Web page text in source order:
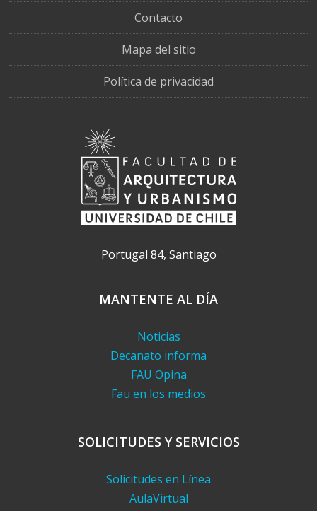
Contacto
Mapa del sitio
Política de privacidad
Portugal 84, Santiago
MANTENTE AL DÍA
Noticias
Decanato informa
FAU Opina
Fau en los medios
SOLICITUDES Y SERVICIOS
Solicitudes en Línea
AulaVirtual